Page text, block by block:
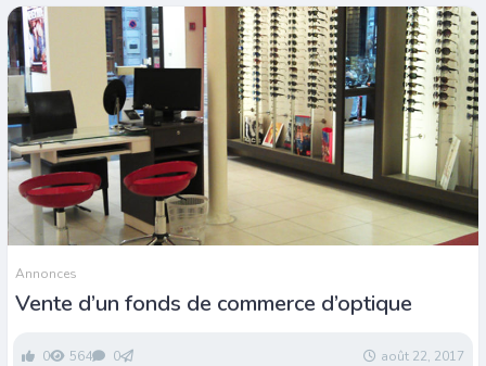
Annonces
Vente d’un fonds de commerce d’optique
0 564 0 août 22, 2017